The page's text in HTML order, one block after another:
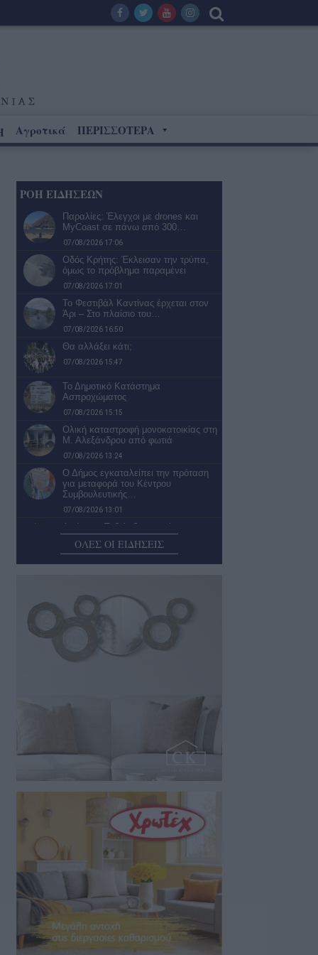
Αγροτικά ΠΕΡΙΣΣΟΤΕΡΑ
ΡΟΗ ΕΙΔΗΣΕΩΝ
Παραλίες: Έλεγχοι με drones και
MyCoast σε πάνω από 300…
07/08/2026 17:06
Οδός Κρήτης: Έκλεισαν την τρύπα,
όμως το πρόβλημα παραμένει
07/08/2026 17:01
Το Φεστιβάλ Καντίνας έρχεται στον
Άρι – Στο πλαίσιο του…
07/08/2026 16:50
Θα αλλάξει κάτι;
07/08/2026 15:47
Το Δημοτικό Κατάστημα
Ασπροχώματος
07/08/2026 15:15
Ολική καταστροφή μονοκατοικίας στη
Μ. Αλεξάνδρου από φωτιά
07/08/2026 13:24
Ο Δήμος εγκαταλείπει την πρόταση
για μεταφορά του Κέντρου
Συμβουλευτικής…
07/08/2026 13:01
Απόψε οι Πυξ Λαξ επιστρέφουν στην
Καλαμάτα
07/08/2026 12:01
07/08/2026 10:58
ΟΛΕΣ ΟΙ ΕΙΔΗΣΕΙΣ